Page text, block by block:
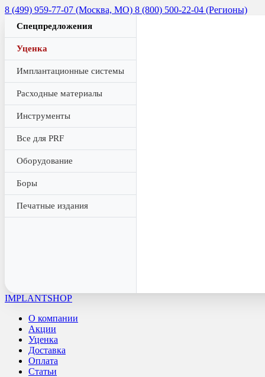
8 (499) 959-77-07 (Москва, МО) 8 (800) 500-22-04 (Регионы)
Спецпредложения
Уценка
Имплантационные системы
Расходные материалы
Инструменты
Все для PRF
Оборудование
Боры
Печатные издания
IMPLANTSHOP
О компании
Акции
Уценка
Доставка
Оплата
Статьи